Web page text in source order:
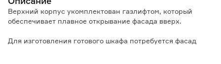
Верхний корпус укомплектован газлифтом, который
обеспечивает плавное открывание фасада вверх.
Для изготовления готового шкафа потребуется фасад